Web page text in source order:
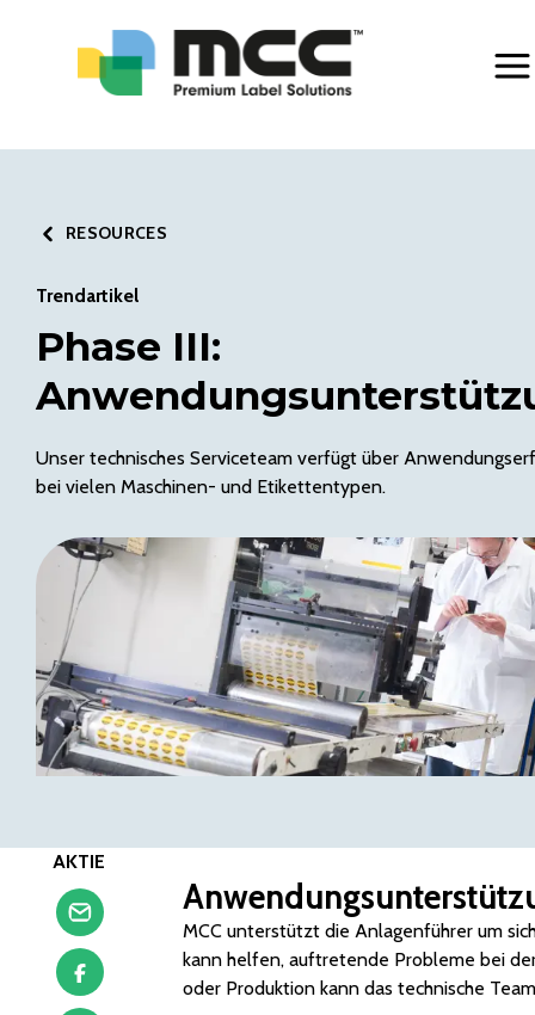
RESOURCES
Trendartikel
Phase III:
Unser technisches Serviceteam verfügt über
bei vielen Maschinen- und Etikettentypen.
AKTIE
MCC unterstützt die Anlagenführer um
kann helfen, auftretende Probleme bei
oder Produktion kann das technische